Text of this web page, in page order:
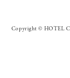
Copyright © HOTEL